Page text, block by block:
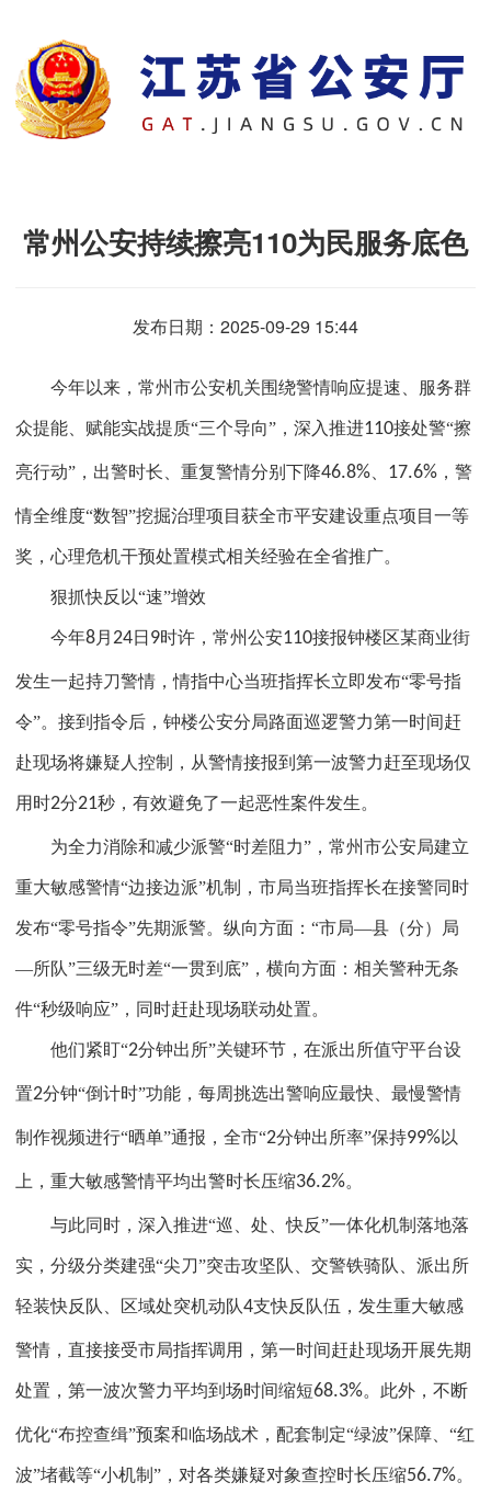
常州公安持续擦亮110为民服务底色
发布日期：2025-09-29 15:44
今年以来，常州市公安机关围绕警情响应提速、服务群
众提能、赋能实战提质“三个导向”，深入推进110接处警“擦
亮行动”，出警时长、重复警情分别下降46.8% 17.6% ，警
情全维度“数智”挖掘治理项目获全市平安建设重点项目一等
奖，心理危机干预处置模式相关经验在全省推广。
狠抓快反以“速”增效
今年8月 24日 9时许，常州公安110接报钟楼区某商业街
发生一起持刀警情，情指中心当班指挥长立即发布“零号指
令”。接到指令后，钟楼公安分局路面巡逻警力第一时间赶
赴现场将嫌疑人控制，从警情接报到第一波警力赶至现场仅
用时2分21秒，有效避免了一起恶性案件发生。
为全力消除和减少派警“时差阻力”，常州市公安局建立
重大敏感警情“边接边派”机制，市局当班指挥长在接警同时
发布“零号指令”先期派警。纵向方面：“市局—县（分）局
—所队”三级无时差“一贯到底”，横向方面：相关警种无条
件“秒级响应”，同时赶赴现场联动处置。
他们紧盯“2分钟出所”关键环节，在派出所值守平台设
置2分钟“倒计时”功能，每周挑选出警响应最快、最慢警情
制作视频进行“晒单”通报，全市“2分钟出所率”保持99%以
上，重大敏感警情平均出警时长压缩36.2%。
与此同时，深入推进“巡、处、快反”一体化机制落地落
实，分级分类建强“尖刀”突击攻坚队、交警铁骑队、派出所
轻装快反队、区域处突机动队4支快反队伍，发生重大敏感
警情，直接接受市局指挥调用，第一时间赶赴现场开展先期
处置，第一波次警力平均到场时间缩短68.3%。此外，不断
优化“布控查缉”预案和临场战术，配套制定“绿波”保障、“红
波”堵截等“小机制”，对各类嫌疑对象查控时长压缩56.7%。